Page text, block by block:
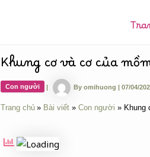
Khung cơ và cơ của
Con người | By omihuong | 07/04/
Trang chủ Bài viết Con người Khung